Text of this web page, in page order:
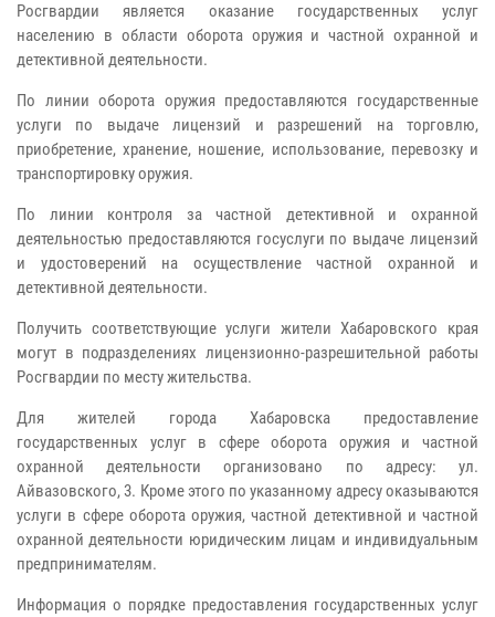
Росгвардии является оказание государственных услуг
населению в области оборота оружия и частной охранной и
детективной деятельности.
По линии оборота оружия предоставляются государственные
услуги по выдаче лицензий и разрешений на торговлю,
приобретение, хранение, ношение, использование, перевозку и
транспортировку оружия.
По линии контроля за частной детективной и охранной
деятельностью предоставляются госуслуги по выдаче лицензий
и удостоверений на осуществление частной охранной и
детективной деятельности.
Получить соответствующие услуги жители Хабаровского края
могут в подразделениях лицензионно-разрешительной работы
Росгвардии по месту жительства.
Для жителей города Хабаровска предоставление
государственных услуг в сфере оборота оружия и частной
охранной деятельности организовано по адресу: ул.
Айвазовского, 3. Кроме этого по указанному адресу оказываются
услуги в сфере оборота оружия, частной детективной и частной
охранной деятельности юридическим лицам и индивидуальным
предпринимателям.
Информация о порядке предоставления государственных услуг